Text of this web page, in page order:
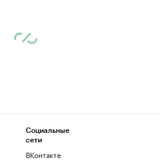
Социальные
сети
ВКонтакте